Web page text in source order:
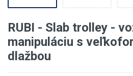
RUBI - Slab trolley -
manipuláciu s
dlažbou